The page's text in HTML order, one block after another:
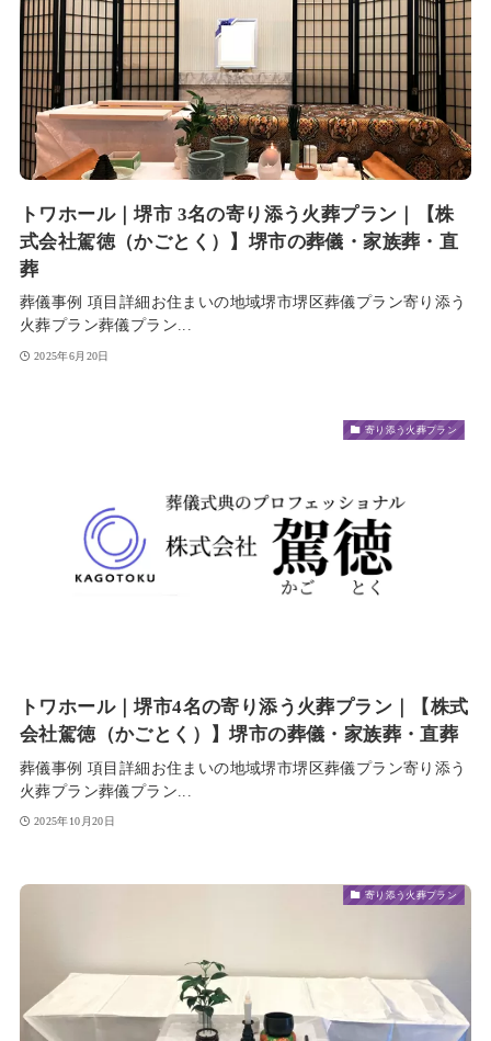
トワホール｜堺市 3名の寄り添う火葬プラン｜【株
式会社駕徳（かごとく）】堺市の葬儀・家族葬・直
葬
葬儀事例 項目詳細お住まいの地域堺市堺区葬儀プラン寄り添う
火葬プラン葬儀プラン...
2025年6月20日
寄り添う火葬プラン
トワホール｜堺市4名の寄り添う火葬プラン｜【株式
会社駕徳（かごとく）】堺市の葬儀・家族葬・直葬
葬儀事例 項目詳細お住まいの地域堺市堺区葬儀プラン寄り添う
火葬プラン葬儀プラン...
2025年10月20日
寄り添う火葬プラン